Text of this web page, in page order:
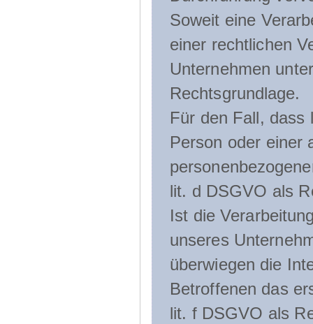
Soweit eine
einer rechtlichen
Unternehmen
Rechtsgrundlage.
Für den Fall, dass
Person oder einer
lit. d DSGVO als
Ist die
unseres
überwiegen die
Betroffenen das
lit. f DSGVO als